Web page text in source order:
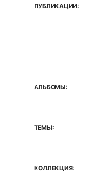
ПУБЛИКАЦИИ:
АЛЬБОМЫ:
ТЕМЫ:
КОЛЛЕКЦИЯ: